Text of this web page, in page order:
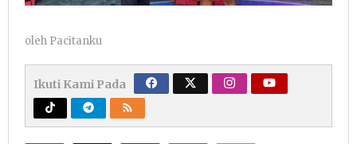
oleh Pacitanku
Ikuti Kami Pada